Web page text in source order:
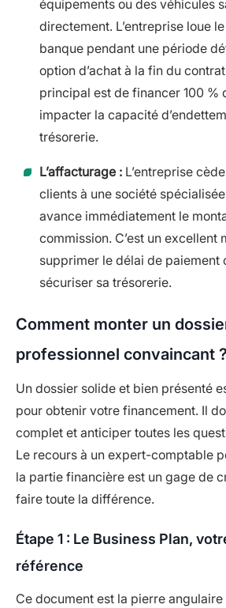
équipements ou des véhicules
directement. L’entreprise loue
banque pendant une période
option d’achat à la fin du
principal est de financer 100 %
impacter la capacité
trésorerie.
L’affacturage : L’entreprise
clients à une société
avance immédiatement le
commission. C’est un excellent
supprimer le délai de paiement
sécuriser sa trésorerie.
Comment monter un
professionnel convaincant ?
Un dossier solide et bien présenté
pour obtenir votre financement. Il
complet et anticiper toutes les
Le recours à un expert-comptable
la partie financière est un gage de
faire toute la différence.
Étape 1 : Le Business Plan,
référence
Ce document est la pierre